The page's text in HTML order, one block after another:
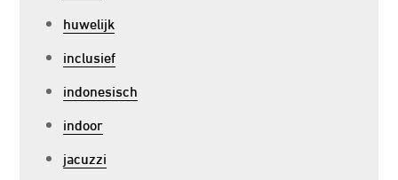
huwelijk
inclusief
indonesisch
indoor
jacuzzi